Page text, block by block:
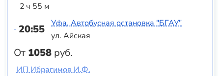
2 ч 55 м
20:55
От 1058 руб.
Уфа, Автобусная остановка "БГАУ"
ул. Айская
ИП Ибрагимов И.Ф.